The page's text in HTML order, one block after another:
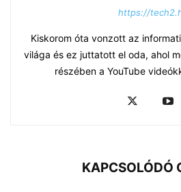
https://
Kiskorom óta vonzott az
világa és ez juttatott el oda, ahol
részében a YouTube
KAPCSOLÓDÓ